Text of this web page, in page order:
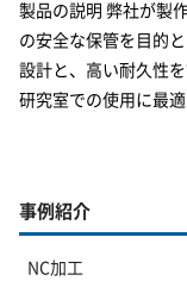
製品の説明 弊社が製
の安全な保管を目的
設計と、高い耐久性
研究室での使用に最
事例紹介
NC加工